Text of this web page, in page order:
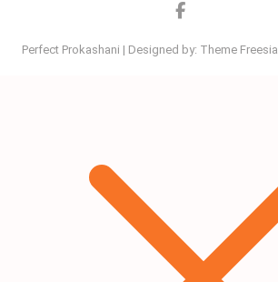
Facebook
Perfect Prokashani | Designed by: Theme Freesia